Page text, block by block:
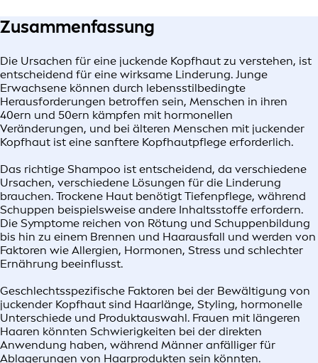
Zusammenfassung
Die Ursachen für eine juckende Kopfhaut zu verstehen, ist
entscheidend für eine wirksame Linderung. Junge
Erwachsene können durch lebensstilbedingte
Herausforderungen betroffen sein, Menschen in ihren
40ern und 50ern kämpfen mit hormonellen
Veränderungen, und bei älteren Menschen mit juckender
Kopfhaut ist eine sanftere Kopfhautpflege erforderlich.
Das richtige Shampoo ist entscheidend, da verschiedene
Ursachen, verschiedene Lösungen für die Linderung
brauchen. Trockene Haut benötigt Tiefenpflege, während
Schuppen beispielsweise andere Inhaltsstoffe erfordern.
Die Symptome reichen von Rötung und Schuppenbildung
bis hin zu einem Brennen und Haarausfall und werden von
Faktoren wie Allergien, Hormonen, Stress und schlechter
Ernährung beeinflusst.
Geschlechtsspezifische Faktoren bei der Bewältigung von
juckender Kopfhaut sind Haarlänge, Styling, hormonelle
Unterschiede und Produktauswahl. Frauen mit längeren
Haaren könnten Schwierigkeiten bei der direkten
Anwendung haben, während Männer anfälliger für
Ablagerungen von Haarprodukten sein könnten.